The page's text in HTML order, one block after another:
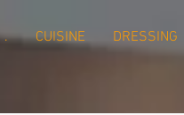
. CUISINE DRESSING